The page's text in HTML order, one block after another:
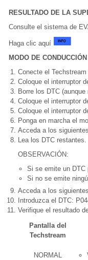
RESULTADO DE LA
Consulte el sistema de
Haga clic aquí
MODO DE
Conecte el Techstream
Coloque el interruptor
Borre los DTC
Coloque el interruptor
Coloque el interruptor
Ponga en marcha el
Acceda a los
Lea los DTC restantes.
OBSERVACIÓN:
Si se emite un DTC
Si no se emite
Acceda a los
Introduzca el DTC:
Verifique el resultado
Pantalla del
Techstream
NORMAL